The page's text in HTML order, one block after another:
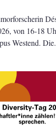
von 16-18
Westend. Die